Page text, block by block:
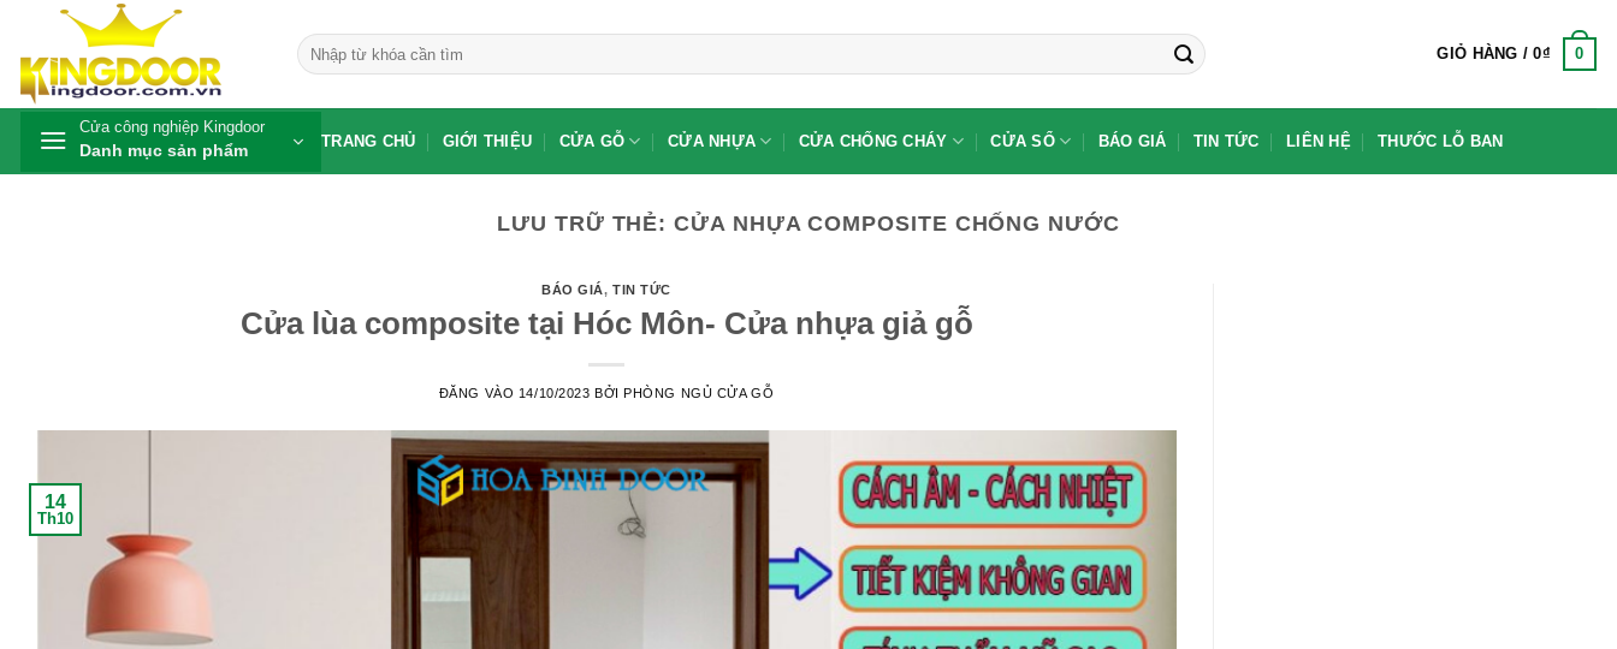
nội
dung
Tìm
kiếm:
GIỎ HÀNG /0₫ 0
Cửa công nghiệp Kingdoor
Danh mục sản phẩm TRANG CHỦ GIỚI THIỆU CỬA GỖ CỬA NHỰA CỬA CHỐNG CHÁY CỬA SỔ BÁO GIÁ TIN TỨC LIÊN HỆ THƯỚC LỖ BAN
LƯU TRỮ THẺ:CỬA NHỰA COMPOSITE CHỐNG NƯỚC
BÁO GIÁ,TIN TỨC
Cửa lùa composite tại Hóc Môn- Cửa nhựa giả gỗ
ĐĂNG VÀO 14/10/2023 BỞIPHÒNG NGỦ CỬA GỖ
14
Th10